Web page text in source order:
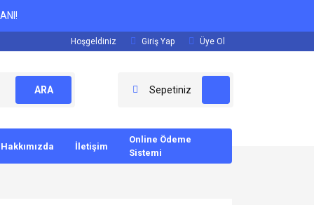
Hoşgeldiniz Giriş Yap Üye Ol
ARA Sepetiniz
Hakkımızda İletişim
Online Ödeme
Sistemi